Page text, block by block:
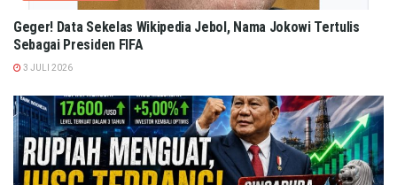
Geger! Data Sekelas Wikipedia Jebol, Nama Jokowi Tertulis
Sebagai Presiden FIFA
3 JULI 2026